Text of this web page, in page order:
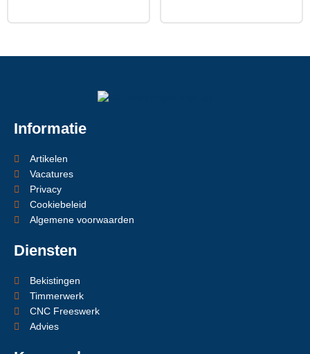
Informatie
Artikelen
Vacatures
Privacy
Cookiebeleid
Algemene voorwaarden
Diensten
Bekistingen
Timmerwerk
CNC Freeswerk
Advies